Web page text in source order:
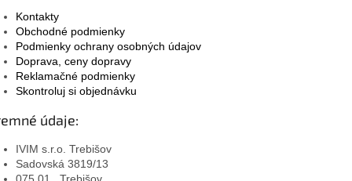
Kontakty
Obchodné podmienky
Podmienky ochrany osobných údajov
Doprava, ceny dopravy
Reklamačné podmienky
Skontroluj si objednávku
údaje:
IVIM s.r.o. Trebišov
Sadovská 3819/13